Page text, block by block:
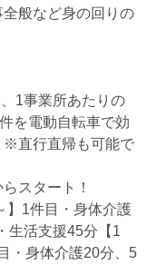
般など身の回りの
1事業所あたりの
を電動自転車で効
直行直帰も可能で
スタート！
】1件目・身体介護
生活支援45分【1
・身体介護20分、5